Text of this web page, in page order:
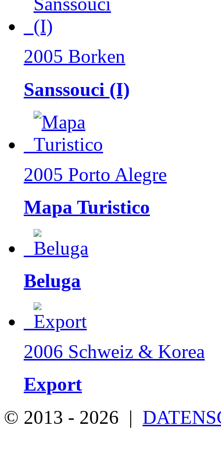
2005 Borken
Sanssouci (I)
2005 Porto Alegre
Mapa Turistico
Beluga
2006 Schweiz & Korea
Export
© 2013 - 2026 |